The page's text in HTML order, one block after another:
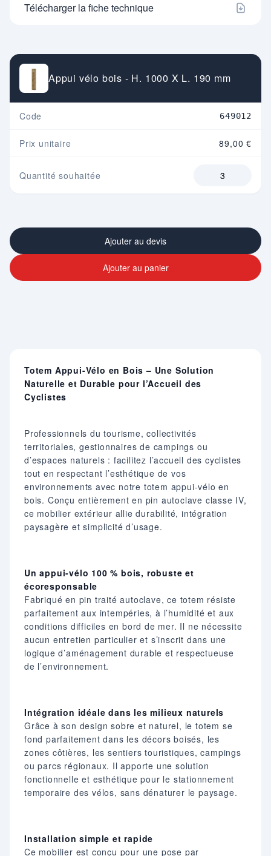
Télécharger la fiche technique
Appui vélo bois - H. 1000 X L. 190 mm
Code 649012
Prix unitaire 89,00 €
Quantité souhaitée
Ajouter au devis
Ajouter au panier
Totem Appui-Vélo en Bois – Une Solution
Naturelle et Durable pour l’Accueil des
Cyclistes
Professionnels du tourisme, collectivités
territoriales, gestionnaires de campings ou
d’espaces naturels : facilitez l’accueil des cyclistes
tout en respectant l’esthétique de vos
environnements avec notre totem appui-vélo en
bois. Conçu entièrement en pin autoclave classe IV,
ce mobilier extérieur allie durabilité, intégration
paysagère et simplicité d’usage.
Un appui-vélo 100 % bois, robuste et
écoresponsable
Fabriqué en pin traité autoclave, ce totem résiste
parfaitement aux intempéries, à l’humidité et aux
conditions difficiles en bord de mer. Il ne nécessite
aucun entretien particulier et s’inscrit dans une
logique d’aménagement durable et respectueuse
de l’environnement.
Intégration idéale dans les milieux naturels
Grâce à son design sobre et naturel, le totem se
fond parfaitement dans les décors boisés, les
zones côtières, les sentiers touristiques, campings
ou parcs régionaux. Il apporte une solution
fonctionnelle et esthétique pour le stationnement
temporaire des vélos, sans dénaturer le paysage.
Installation simple et rapide
Ce mobilier est conçu pour une pose par